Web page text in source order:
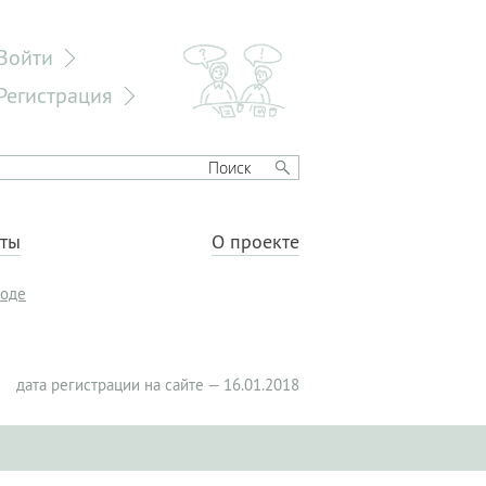
О проекте
дата регистрации на сайте — 16.01.2018